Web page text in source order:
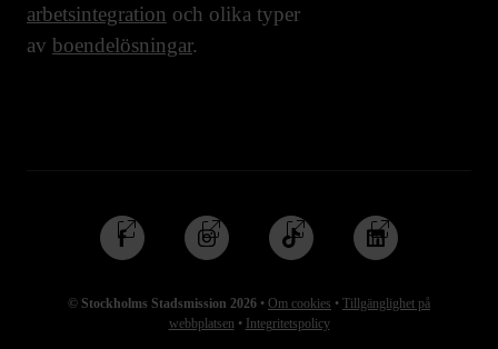
arbetsintegration och olika typer
av boendelösningar.
© Stockholms Stadsmission 2026 • Om cookies • Tillgänglighet på
webbplatsen • Integritetspolicy
Följ
oss
Facebook
Följ
oss
Instagram
Följ
oss
TikTok
Följ
oss
Linkedin